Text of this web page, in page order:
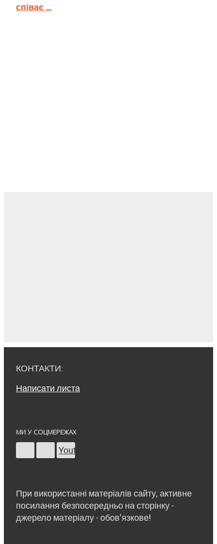
співає …
КОНТАКТИ:
Написати листа
МИ У СОЦМЕРЕЖАХ
Youtube
При використанні матеріалів сайту, активне
посилання безпосередньо на сторінку -
джерело матеріалу - обов’язкове!